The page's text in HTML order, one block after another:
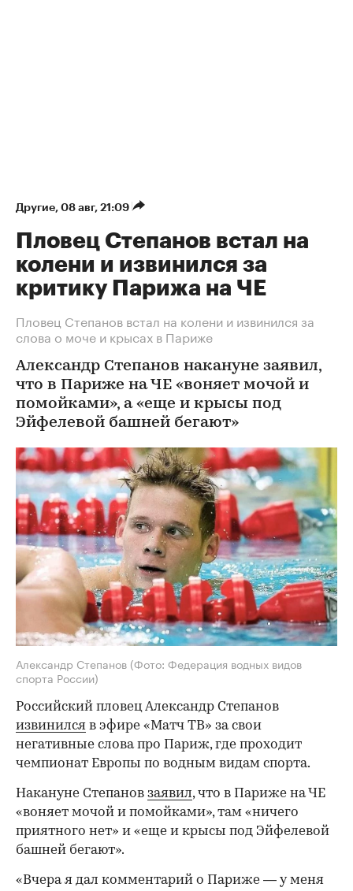
Другие 08 авг, 21:09
Пловец Степанов встал на
колени и извинился за
критику Парижа на ЧЕ
Пловец Степанов встал на колени и извинился за
слова о моче и крысах в Париже
Александр Степанов накануне заявил,
что в Париже на ЧЕ «воняет мочой и
помойками», а «еще и крысы под
Эйфелевой башней бегают»
Александр Степанов (Фото: Федерация водных видов
спорта России)
Российский пловец Александр Степанов
извинился в эфире «Матч ТВ» за свои
негативные слова про Париж, где проходит
чемпионат Европы по водным видам спорта.
Накануне Степанов заявил, что в Париже на ЧЕ
«воняет мочой и помойками», там «ничего
приятного нет» и «еще и крысы под Эйфелевой
башней бегают».
«Вчера я дал комментарий о Париже — у меня